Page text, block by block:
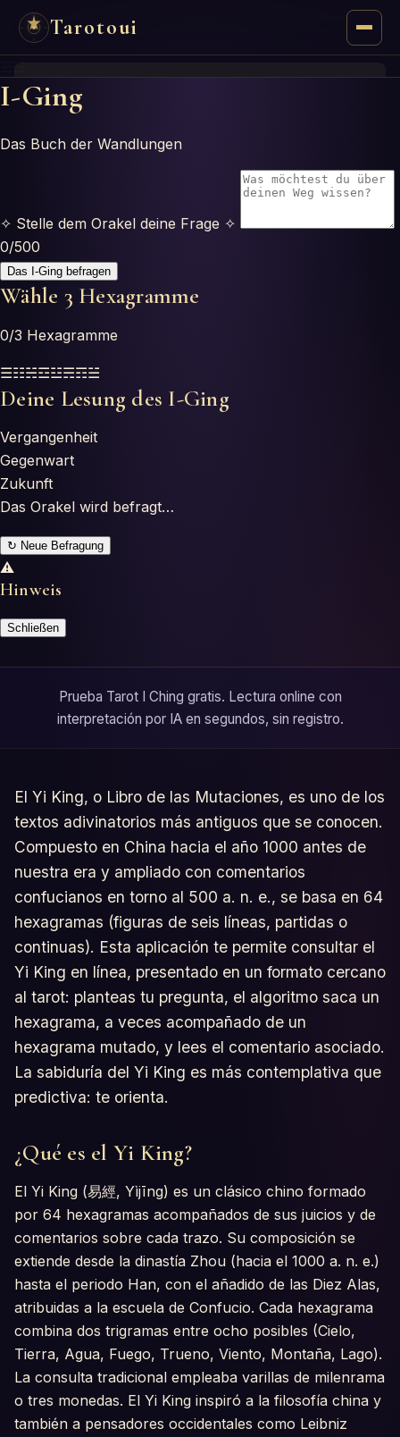
Tarotoui
Tarot
Mancias
Astrología
Horóscopos
Tests
Glosario
I-Ging
Das Buch der Wandlungen
✧ Stelle dem Orakel deine Frage ✧
0/500
Das I-Ging befragen
Wähle 3 Hexagramme
0/3 Hexagramme
☰☷☵☲☳☴☶☱
Deine Lesung des I-Ging
Vergangenheit
Gegenwart
Zukunft
Das Orakel wird befragt…
↻ Neue Befragung
⚠
Hinweis
Schließen
Prueba Tarot I Ching gratis. Lectura online con
interpretación por IA en segundos, sin registro.
El Yi King, o Libro de las Mutaciones, es uno de los
textos adivinatorios más antiguos que se conocen.
Compuesto en China hacia el año 1000 antes de
nuestra era y ampliado con comentarios
confucianos en torno al 500 a. n. e., se basa en 64
hexagramas (figuras de seis líneas, partidas o
continuas). Esta aplicación te permite consultar el
Yi King en línea, presentado en un formato cercano
al tarot: planteas tu pregunta, el algoritmo saca un
hexagrama, a veces acompañado de un
hexagrama mutado, y lees el comentario asociado.
La sabiduría del Yi King es más contemplativa que
predictiva: te orienta.
¿Qué es el Yi King?
El Yi King (易經, Yìjīng) es un clásico chino formado
por 64 hexagramas acompañados de sus juicios y de
comentarios sobre cada trazo. Su composición se
extiende desde la dinastía Zhou (hacia el 1000 a. n. e.)
hasta el periodo Han, con el añadido de las Diez Alas,
atribuidas a la escuela de Confucio. Cada hexagrama
combina dos trigramas entre ocho posibles (Cielo,
Tierra, Agua, Fuego, Trueno, Viento, Montaña, Lago).
La consulta tradicional empleaba varillas de milenrama
o tres monedas. El Yi King inspiró a la filosofía china y
también a pensadores occidentales como Leibniz